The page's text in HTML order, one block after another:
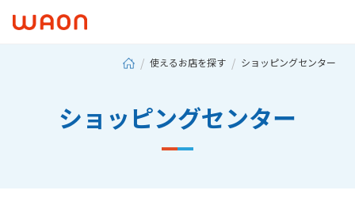
使えるお店を探す ショッピングセンター
ショッピングセンター